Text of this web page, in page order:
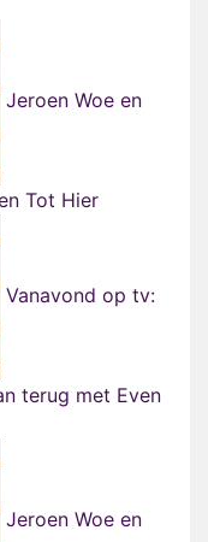
Jeroen Woe en
Tot Hier
Vanavond op tv:
terug met Even
Jeroen Woe en